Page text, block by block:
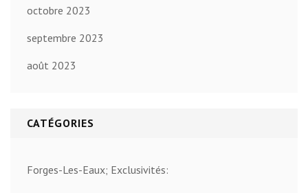
octobre 2023
septembre 2023
août 2023
CATÉGORIES
Forges-Les-Eaux; Exclusivités: